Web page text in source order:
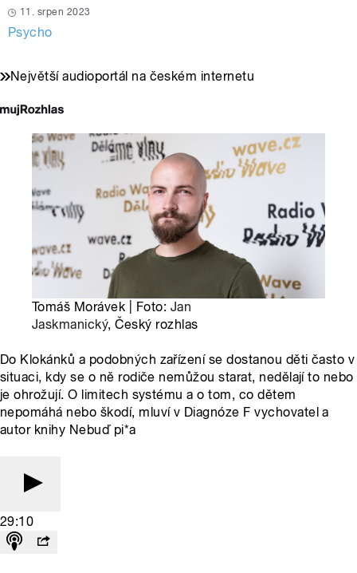
11. srpen 2023
Psycho
Největší audioportál na českém internetu
Tomáš Morávek | Foto: Jan
Jaskmanický, Český rozhlas
Do Klokánků a podobných zařízení se dostanou děti často v
situaci, kdy se o ně rodiče nemůžou starat, nedělají to nebo
je ohrožují. O limitech systému a o tom, co dětem
nepomáhá nebo škodí, mluví v Diagnóze F vychovatel a
autor knihy Nebuď pi*a
29:10